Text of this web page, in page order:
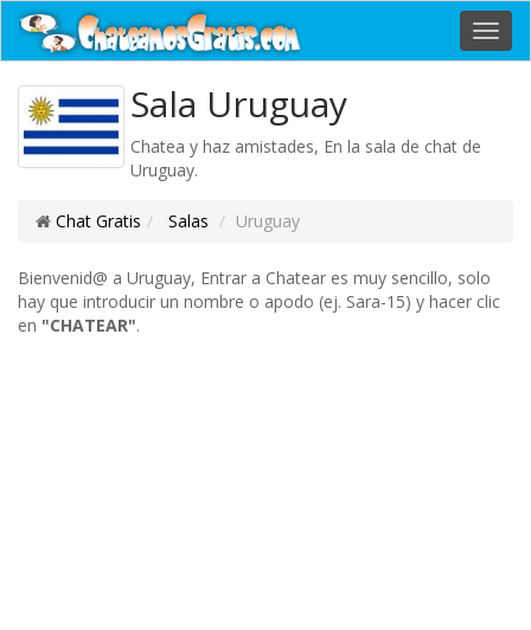
Sala Uruguay
Chatea y haz amistades, En la sala de chat de
Uruguay.
Chat Gratis Salas Uruguay
Bienvenid@ a Uruguay, Entrar a Chatear es muy sencillo, solo
hay que introducir un nombre o apodo (ej. Sara-15) y hacer clic
en "CHATEAR".